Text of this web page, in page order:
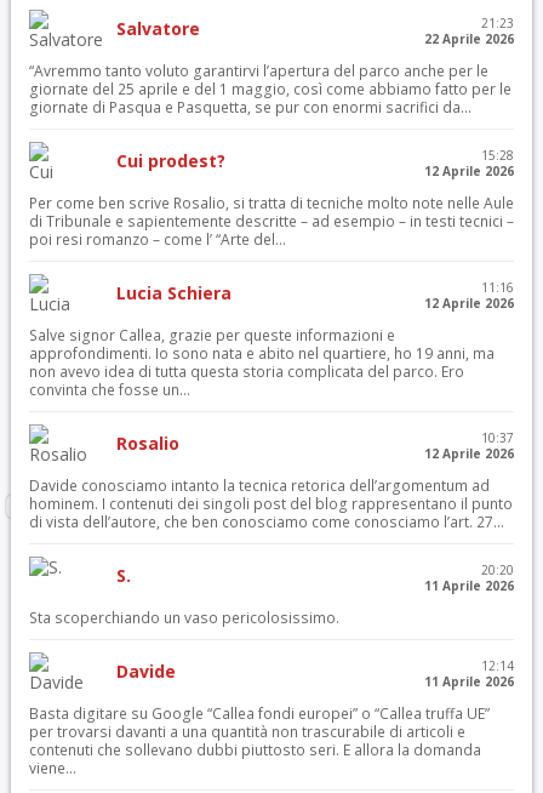
Salvatore
21:23
22 Aprile 2026
“Avremmo tanto voluto garantirvi l’apertura del parco anche per le
giornate del 25 aprile e del 1 maggio, così come abbiamo fatto per le
giornate di Pasqua e Pasquetta, se pur con enormi sacrifici da...
Cui prodest?
15:28
12 Aprile 2026
Per come ben scrive Rosalio, si tratta di tecniche molto note nelle Aule
di Tribunale e sapientemente descritte – ad esempio – in testi tecnici –
poi resi romanzo – come l’ “Arte del...
Lucia Schiera
11:16
12 Aprile 2026
Salve signor Callea, grazie per queste informazioni e
approfondimenti. Io sono nata e abito nel quartiere, ho 19 anni, ma
non avevo idea di tutta questa storia complicata del parco. Ero
convinta che fosse un...
Rosalio
10:37
12 Aprile 2026
Davide conosciamo intanto la tecnica retorica dell’argomentum ad
hominem. I contenuti dei singoli post del blog rappresentano il punto
di vista dell’autore, che ben conosciamo come conosciamo l’art. 27...
S.
20:20
11 Aprile 2026
Sta scoperchiando un vaso pericolosissimo.
Davide
12:14
11 Aprile 2026
Basta digitare su Google “Callea fondi europei” o “Callea truffa UE”
per trovarsi davanti a una quantità non trascurabile di articoli e
contenuti che sollevano dubbi piuttosto seri. E allora la domanda
viene...